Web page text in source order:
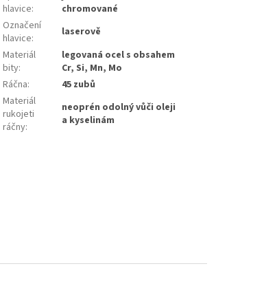
hlavice:
chromované
Označení
hlavice:
laserově
Materiál
bity:
legovaná ocel s obsahem
Cr, Si, Mn, Mo
Ráčna:
45 zubů
Materiál
rukojeti
ráčny:
neoprén odolný vůči oleji
a kyselinám